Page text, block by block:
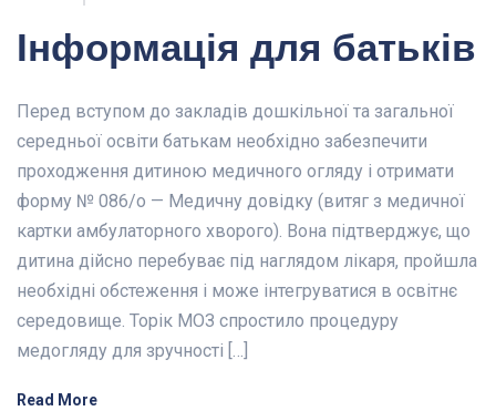
Інформація для батьків
Перед вступом до закладів дошкільної та загальної
середньої освіти батькам необхідно забезпечити
проходження дитиною медичного огляду і отримати
форму № 086/о — Медичну довідку (витяг з медичної
картки амбулаторного хворого). Вона підтверджує, що
дитина дійсно перебуває під наглядом лікаря, пройшла
необхідні обстеження і може інтегруватися в освітнє
середовище. Торік МОЗ спростило процедуру
медогляду для зручності […]
Read More